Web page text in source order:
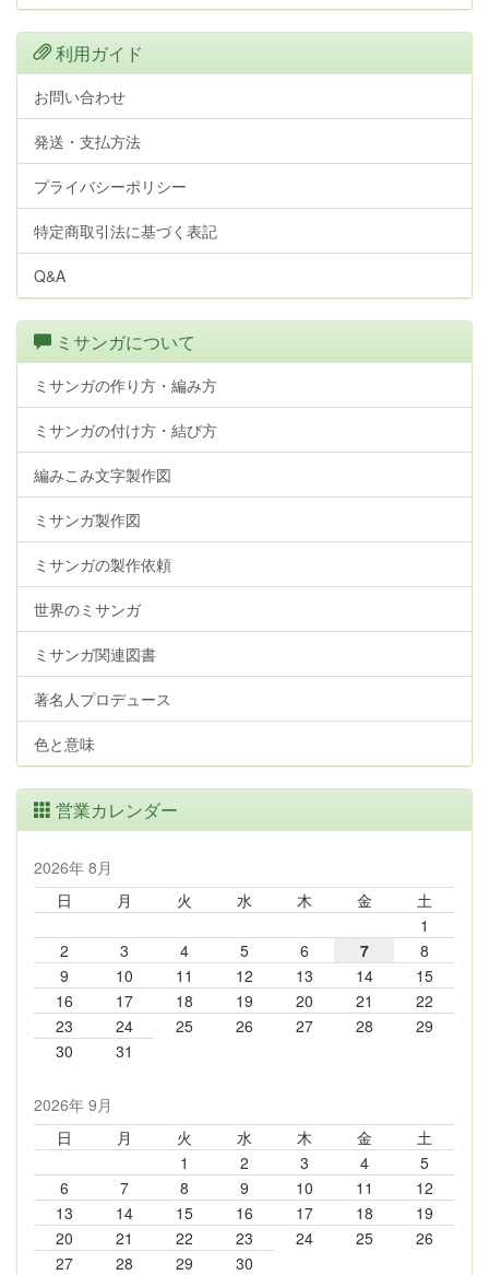
利用ガイド
お問い合わせ
発送・支払方法
プライバシーポリシー
特定商取引法に基づく表記
Q&A
ミサンガについて
ミサンガの作り方・編み方
ミサンガの付け方・結び方
編みこみ文字製作図
ミサンガ製作図
ミサンガの製作依頼
世界のミサンガ
ミサンガ関連図書
著名人プロデュース
色と意味
営業カレンダー
2026年 8月
日
月 火 水 木 金
土
1
2
3 4 5 6 7
8
9
10 11 12 13 14
15
16
17 18 19 20 21
22
23
24 25 26 27 28
29
30
31
2026年 9月
日
月 火 水 木 金
土
1
2 3 4
5
6
7 8 9 10 11
12
13
14 15 16 17 18
19
20
21 22 23 24 25
26
27
28 29 30